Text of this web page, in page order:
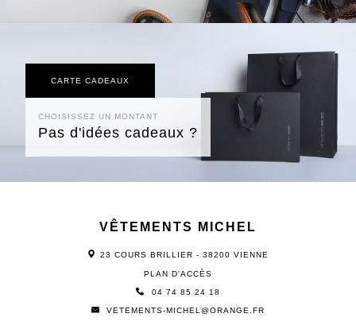
CARTE CADEAUX
CHOISISSEZ UN MONTANT
Pas d'idées cadeaux ?
VÊTEMENTS MICHEL
23 COURS BRILLIER - 38200 VIENNE
PLAN D'ACCÈS
04 74 85 24 18
VETEMENTS-MICHEL@ORANGE.FR